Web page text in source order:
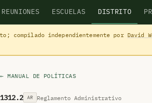
REUNIONES ESCUELAS DISTRITO
compilado independientemente por David
← MANUAL DE POLÍTICAS
1312.2 AR Reglamento Administrativo